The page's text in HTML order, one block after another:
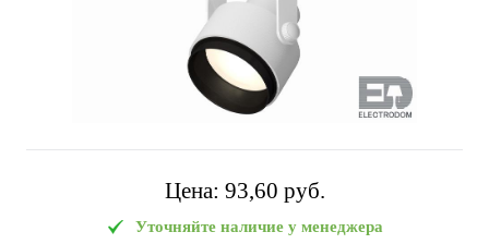
Цена: 93,60 pуб.
Уточняйте наличие у менеджера